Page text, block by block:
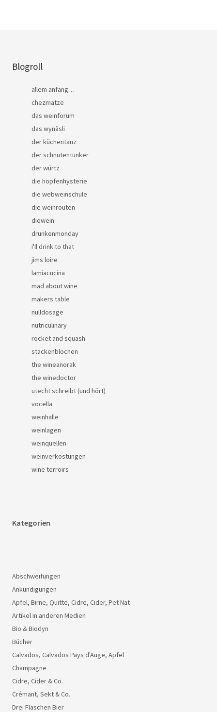
Blogroll
allem anfang…
chezmatze
das weinforum
das wynäsli
der küchentanz
der schnutentunker
der würtz
die hopfenhysterie
die webweinschule
die weinrouten
diewein
drunkenmonday
i'll drink to that
jims loire
lamiacucina
mad about wine
makers table
nulldosage
nutriculinary
rocket and squash
stackenblochen
the wineanorak
the winedoctor
utecht schreibt (und hört)
vocella
weinhalle
weinlagen
weinquellen
weinverkostungen
wine terroirs
Kategorien
Abschweifungen
Ankündigungen
Apfel, Birne, Quitte, Cidre, Cider, Pet Nat
Artikel in anderen Medien
Bio & Biodyn
Bücher
Calvados, Calvados Pays d'Auge, Apfel
Champagne
Cidre, Cider & Co.
Crémant, Sekt & Co.
Drei Flaschen Bier